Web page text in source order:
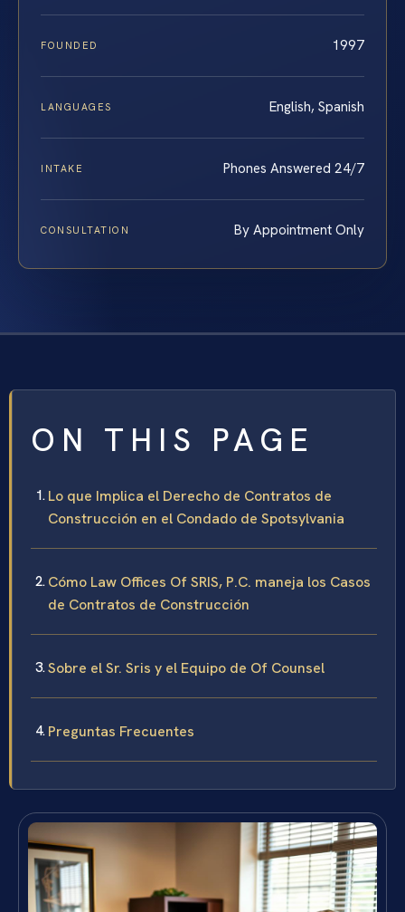
FOUNDED 1997
LANGUAGES English, Spanish
INTAKE Phones Answered 24/7
CONSULTATION By Appointment Only
ON THIS PAGE
Lo que Implica el Derecho de Contratos de
Construcción en el Condado de Spotsylvania
Cómo Law Offices Of SRIS, P.C. maneja los Casos
de Contratos de Construcción
Sobre el Sr. Sris y el Equipo de Of Counsel
Preguntas Frecuentes